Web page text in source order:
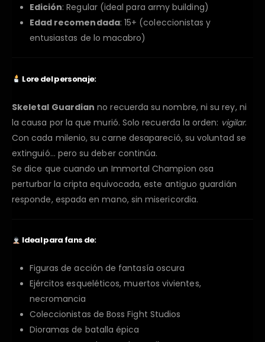
Edición: Regular (ideal para army building)
Edad recomendada: 15+ (coleccionistas y
entusiastas de lo macabro)
Lore del personaje:
Skeletal Guardian no recuerda su nombre, ni su rey, ni
la causa por la que murió. Solo recuerda la orden: vigilar.
Con cada milenio, su carne desapareció, su voluntad se
extinguió… pero su deber continúa.
Se dice que cuando un Immortal Champion osa
perturbar la cripta equivocada, este antiguo guardián
responde, espada en mano, sin misericordia.
Ideal para fans de:
Figuras de acción de fantasía oscura
Ejércitos esqueléticos, muertos vivientes,
necromancia
Coleccionistas de Boss Fight Studios
Dioramas de batalla épica